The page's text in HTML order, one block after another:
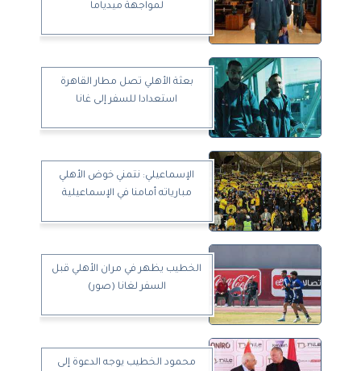
لمواجهة ميدياما
بعثة الأهلي تصل مطار القاهرة
استعدادا للسفر إلى غانا
الإسماعيلي: نتمني خوض الأهلي
مبارياته أمامنا في الإسماعيلية
الخطيب يظهر في مران الأهلي قبل
السفر لغانا (صور)
محمود الخطيب يوجه الدعوة إلى